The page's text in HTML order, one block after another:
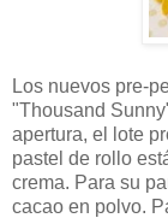
Los nuevos pre-
"Thousand
apertura, el lote
pastel de rollo
crema. Para su
cacao en polvo.